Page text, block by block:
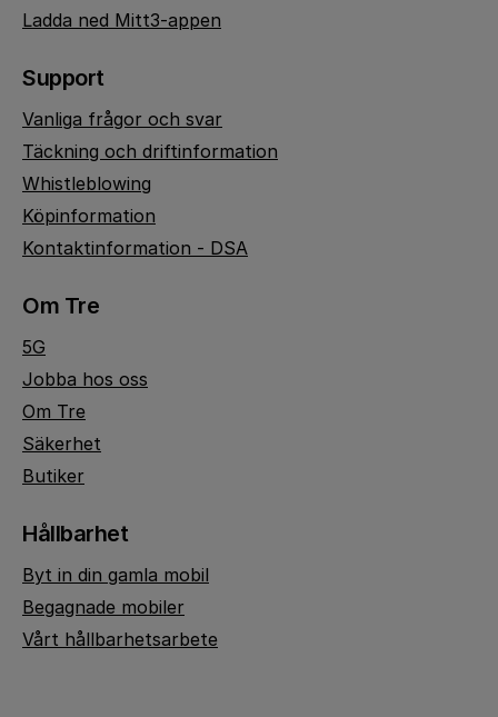
Ladda ned Mitt3-appen
Support
Vanliga frågor och svar
Täckning och driftinformation
Whistleblowing
Köpinformation
Kontaktinformation - DSA
Om Tre
5G
Jobba hos oss
Om Tre
Säkerhet
Butiker
Hållbarhet
Byt in din gamla mobil
Begagnade mobiler
Vårt hållbarhetsarbete